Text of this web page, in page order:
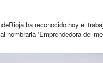
ha reconocido hoy el
nombrarla ‘Emprendedora del